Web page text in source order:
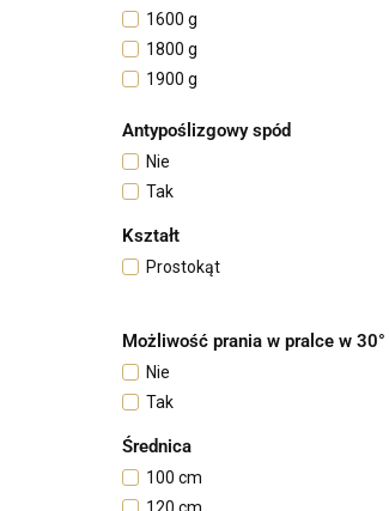
1600 g
1800 g
1900 g
Antypoślizgowy spód
Nie
Tak
Kształt
Prostokąt
Możliwość prania w pralce w 30°
Nie
Tak
Średnica
100 cm